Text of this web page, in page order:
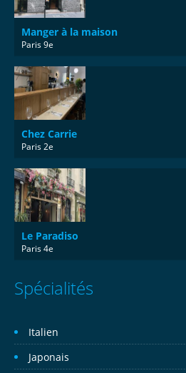
Manger à la maison
Paris 9e
Chez Carrie
Paris 2e
Le Paradiso
Paris 4e
Spécialités
Italien
Japonais